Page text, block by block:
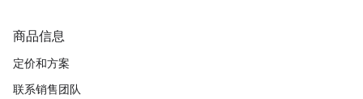
商品信息
定价和方案
联系销售团队